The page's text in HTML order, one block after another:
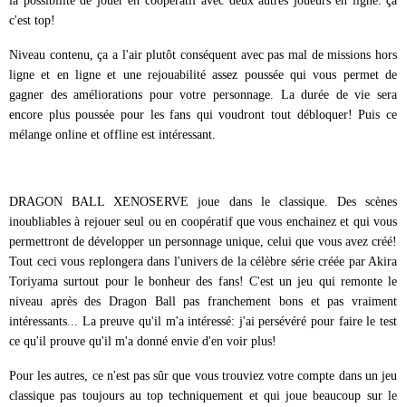
c'est top!
Niveau contenu, ça a l'air plutôt conséquent avec pas mal de missions hors
ligne et en ligne et une rejouabilité assez poussée qui vous permet de
gagner des améliorations pour votre personnage. La durée de vie sera
encore plus poussée pour les fans qui voudront tout débloquer! Puis ce
mélange online et offline est intéressant.
DRAGON BALL XENOSERVE joue dans le classique. Des scènes
inoubliables à rejouer seul ou en coopératif que vous enchainez et qui vous
permettront de développer un personnage unique, celui que vous avez créé!
Tout ceci vous replongera dans l'univers de la célèbre série créée par Akira
Toriyama surtout pour le bonheur des fans! C'est un jeu qui remonte le
niveau après des Dragon Ball pas franchement bons et pas vraiment
intéressants... La preuve qu'il m'a intéressé: j'ai persévéré pour faire le test
ce qu'il prouve qu'il m'a donné envie d'en voir plus!
Pour les autres, ce n'est pas sûr que vous trouviez votre compte dans un jeu
classique pas toujours au top techniquement et qui joue beaucoup sur le